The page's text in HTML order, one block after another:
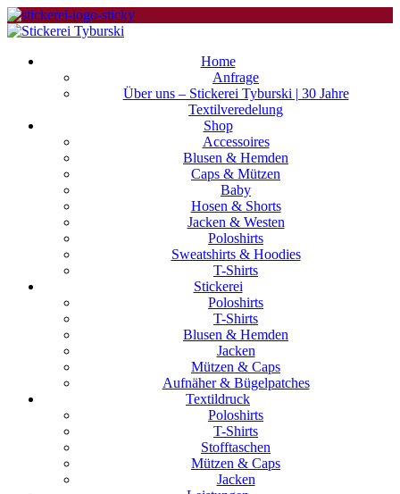
Home
Anfrage
Über uns – Stickerei Tyburski | 30 Jahre
Textilveredelung
Shop
Accessoires
Blusen & Hemden
Caps & Mützen
Baby
Hosen & Shorts
Jacken & Westen
Poloshirts
Sweatshirts & Hoodies
T-Shirts
Stickerei
Poloshirts
T-Shirts
Blusen & Hemden
Jacken
Mützen & Caps
Aufnäher & Bügelpatches
Textildruck
Poloshirts
T-Shirts
Stofftaschen
Mützen & Caps
Jacken